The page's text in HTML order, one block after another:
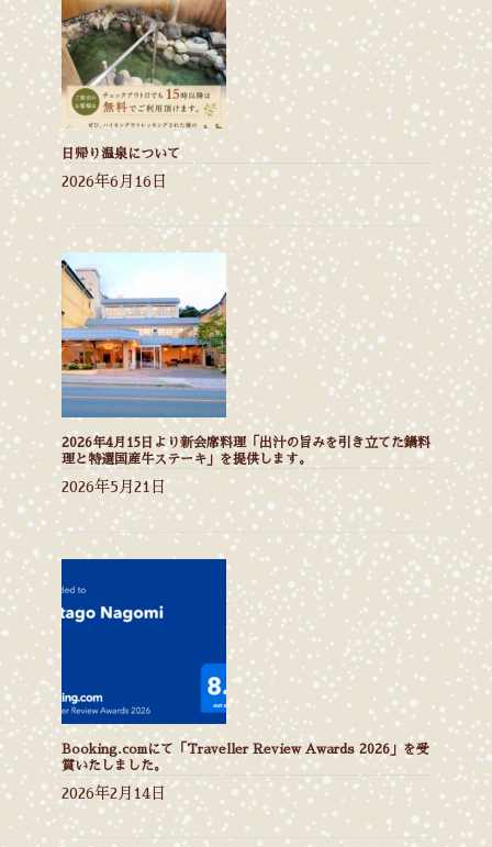
日帰り温泉について
2026年6月16日
2026年4月15日より新会席料理「出汁の旨みを引き立てた鍋料
理と特選国産牛ステーキ」を提供します。
2026年5月21日
Booking.comにて「Traveller Review Awards 2026」を受
賞いたしました。
2026年2月14日